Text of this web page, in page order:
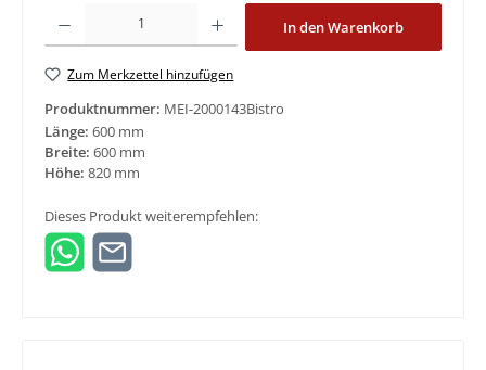
Produkt Anzahl: Gib den gewünschten Wert ein oder benutze die
In den Warenkorb
Zum Merkzettel hinzufügen
Produktnummer: MEI-2000143Bistro
Länge: 600 mm
Breite: 600 mm
Höhe: 820 mm
Dieses Produkt weiterempfehlen: